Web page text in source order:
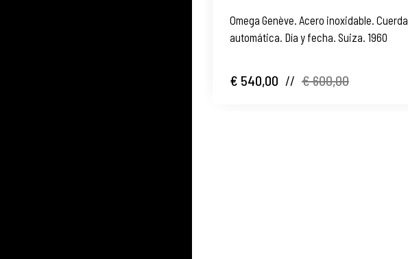
Omega Genève. Acero inoxidable. Cuerda
automática. Día y fecha. Suiza. 1960
€ 540,00 // € 600,00